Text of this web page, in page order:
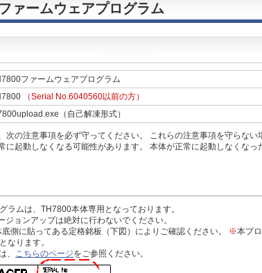
ァームウェアプログラム
ファームウェアプログラム
（Serial No.6040560以前の方）
（自己解凍形式）
次の注意事項を必ず守ってください。 これらの注意事項を守らな
に起動しなくなる可能性があります。 本体が正常に起動しなくなっ
ラムは、TH7800本体専用となっております。
ョンアップは絶対に行わないでください。
側に貼ってある定格銘板（下図）によりご確認ください。 ※本プ
なります。
、 こちらのページをご参照ください。